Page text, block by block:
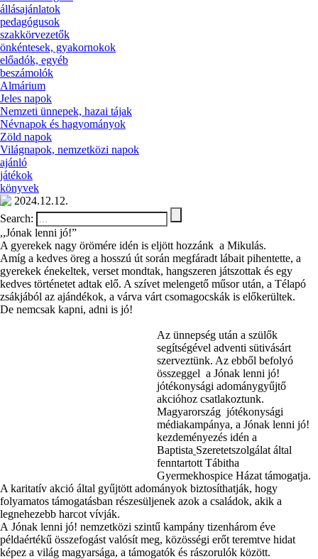
állásajánlatok
pedagógusok
szakkörvezetők
önkéntesek, gyakornokok
előadók, egyéb
beszámolók
Almárium
Jeles napok
Nemzeti ünnepek, hazai tájak
Névnapok és hagyományok
Zöld napok
Világnapok, nemzetközi napok
ajánló
játékok
könyvek
2024.12.12.
Search:
,,Jónak lenni jó!”
A gyerekek nagy örömére idén is eljött hozzánk a Mikulás.
Amíg a kedves öreg a hosszú út során megfáradt lábait pihentette, a
gyerekek énekeltek, verset mondtak, hangszeren játszottak és egy
kedves történetet adtak elő. A szívet melengető műsor után, a Télapó
zsákjából az ajándékok, a várva várt csomagocskák is előkerültek.
De nemcsak kapni, adni is jó!
Az ünnepség után a szülők
segítségével adventi sütivásárt
szerveztünk. Az ebből befolyó
összeggel a Jónak lenni jó!
jótékonysági adománygyűjtő
akcióhoz csatlakoztunk.
Magyarország jótékonysági
médiakampánya, a Jónak lenni jó!
kezdeményezés idén a
Baptista Szeretetszolgálat által
fenntartott Tábitha
Gyermekhospice Házat támogatja.
A karitatív akció által gyűjtött adományok biztosíthatják, hogy
folyamatos támogatásban részesüljenek azok a családok, akik a
legnehezebb harcot vívják.
A Jónak lenni jó! nemzetközi szintű kampány tizenhárom éve
példaértékű összefogást valósít meg, közösségi erőt teremtve hidat
képez a világ magyarsága, a támogatók és rászorulók között.